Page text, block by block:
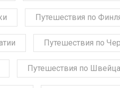
Путешествия по
Путешествия по
Путешествия по